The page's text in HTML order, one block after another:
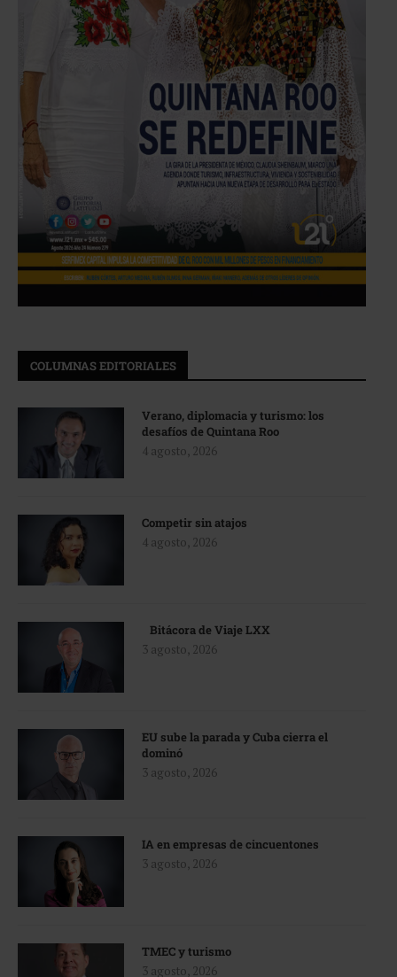
COLUMNAS EDITORIALES
Verano, diplomacia y turismo: los
desafíos de Quintana Roo
4 agosto, 2026
Competir sin atajos
4 agosto, 2026
Bitácora de Viaje LXX
3 agosto, 2026
EU sube la parada y Cuba cierra el
dominó
3 agosto, 2026
IA en empresas de cincuentones
3 agosto, 2026
TMEC y turismo
3 agosto, 2026